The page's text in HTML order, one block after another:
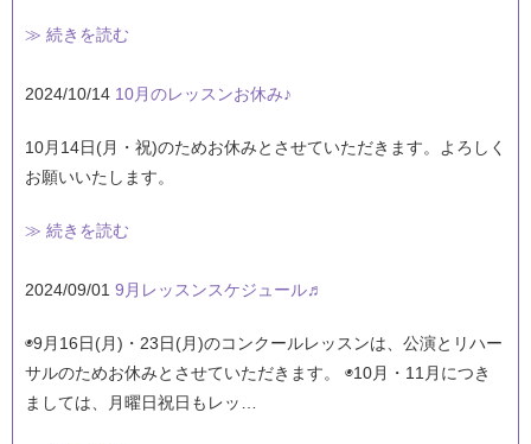
≫ 続きを読む
2024/10/14 10月のレッスンお休み♪
10月14日(月・祝)のためお休みとさせていただきます。よろしく
お願いいたします。
≫ 続きを読む
2024/09/01 9月レッスンスケジュール♬
◉9月16日(月)・23日(月)のコンクールレッスンは、公演とリハー
サルのためお休みとさせていただきます。 ◉10月・11月につき
ましては、月曜日祝日もレッ…